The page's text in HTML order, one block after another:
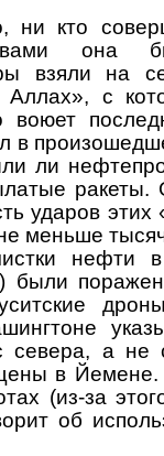
ни кто
она
взяли на
с
воюет
в
ли
ракеты.
ударов этих
меньше
нефти
были
севера, а не
в Йемене.
(из-за
об